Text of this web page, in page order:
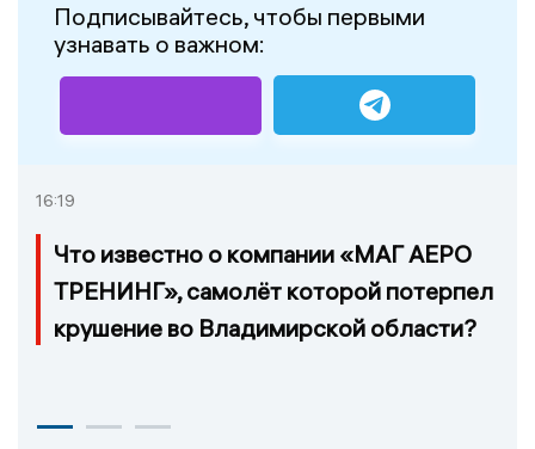
Подписывайтесь, чтобы первыми
узнавать о важном:
16:19
Что известно о компании «МАГ АЕРО
ТРЕНИНГ», самолёт которой потерпел
крушение во Владимирской области?